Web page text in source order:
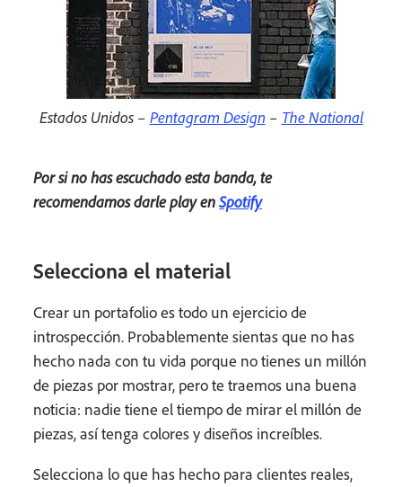
Estados Unidos – Pentagram Design – The National
Por si no has escuchado esta banda, te
recomendamos darle play enSpotify
Selecciona el material
Crear un portafolio es todo un ejercicio de
introspección. Probablemente sientas que no has
hecho nada con tu vida porque no tienes un millón
de piezas por mostrar, pero te traemos una buena
noticia: nadie tiene el tiempo de mirar el millón de
piezas, así tenga colores y diseños increíbles.
Selecciona lo que has hecho para clientes reales,